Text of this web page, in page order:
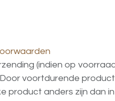
(indien op
Door voortdurende
product anders zijn dan in